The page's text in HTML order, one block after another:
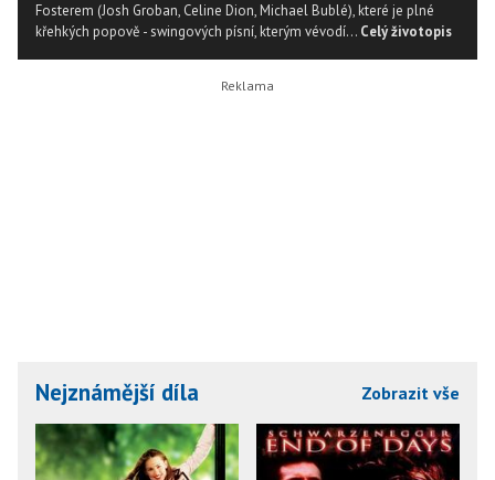
Fosterem (Josh Groban, Celine Dion, Michael Bublé), které je plné
křehkých popově - swingových písní, kterým vévodí... Celý životopis
Nejznámější díla Zobrazit vše